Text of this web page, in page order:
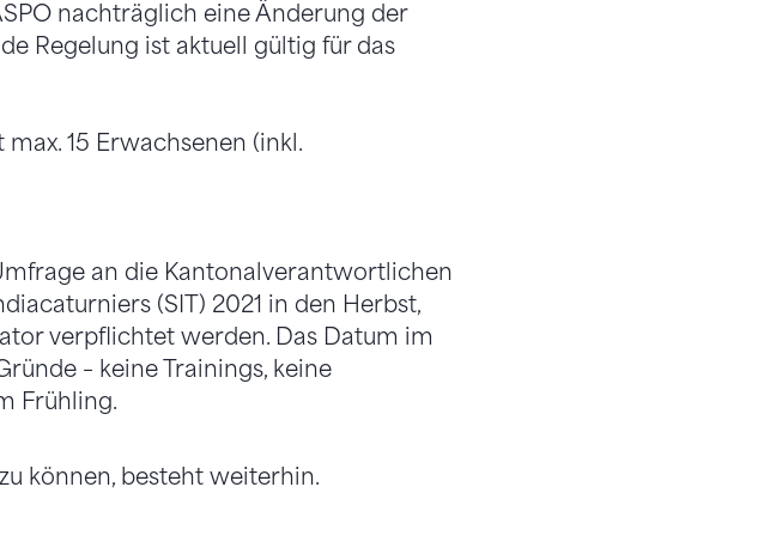
nachträglich eine Änderung der
Regelung ist aktuell gültig für das
15 Erwachsenen (inkl.
an die Kantonalverantwortlichen
(SIT) 2021 in den Herbst,
verpflichtet werden. Das Datum im
– keine Trainings, keine
Frühling.
können, besteht weiterhin.